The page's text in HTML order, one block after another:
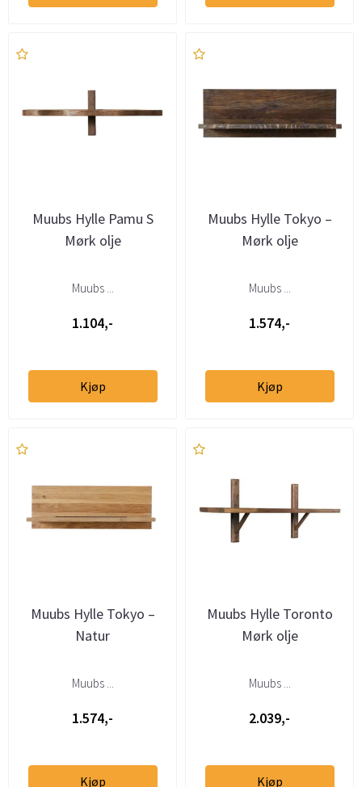
Muubs Hylle Pamu S
Mørk olje
Muubs ...
1.104,-
Kjøp
Muubs Hylle Tokyo –
Mørk olje
Muubs ...
1.574,-
Kjøp
Muubs Hylle Tokyo –
Natur
Muubs ...
1.574,-
Kjøp
Muubs Hylle Toronto
Mørk olje
Muubs ...
2.039,-
Kjøp